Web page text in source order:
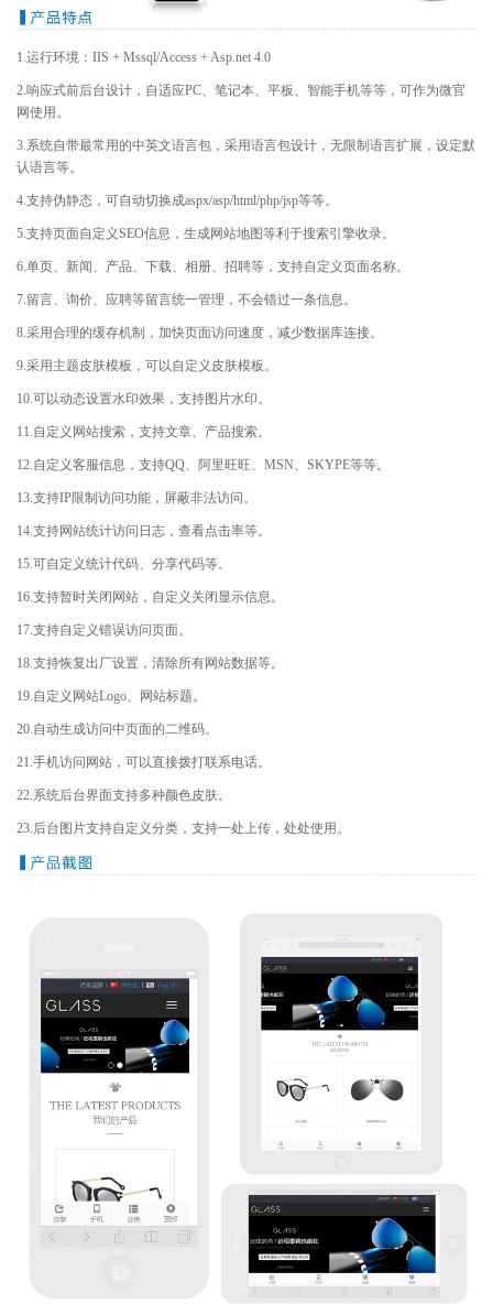
1.运行环境：IIS + Mssql/Access + Asp.net 4.0
2.响应式前后台设计，自适应PC、笔记本、平板、智能手机等等，可作为微官
网使用。
3.系统自带最常用的中英文语言包，采用语言包设计，无限制语言扩展，设定默
认语言等。
4.支持伪静态，可自动切换成aspx/asp/html/php/jsp等等。
5.支持页面自定义SEO信息，生成网站地图等利于搜索引擎收录。
6.单页、新闻、产品、下载、相册、招聘等，支持自定义页面名称。
7.留言、询价、应聘等留言统一管理，不会错过一条信息。
8.采用合理的缓存机制，加快页面访问速度，减少数据库连接。
9.采用主题皮肤模板，可以自定义皮肤模板。
10.可以动态设置水印效果，支持图片水印。
11.自定义网站搜索，支持文章、产品搜索。
12.自定义客服信息，支持QQ、阿里旺旺、MSN、SKYPE等等。
13.支持IP限制访问功能，屏蔽非法访问。
14.支持网站统计访问日志，查看点击率等。
15.可自定义统计代码、分享代码等。
16.支持暂时关闭网站，自定义关闭显示信息。
17.支持自定义错误访问页面。
18.支持恢复出厂设置，清除所有网站数据等。
19.自定义网站Logo、网站标题。
20.自动生成访问中页面的二维码。
21.手机访问网站，可以直接拨打联系电话。
22.系统后台界面支持多种颜色皮肤。
23.后台图片支持自定义分类，支持一处上传，处处使用。